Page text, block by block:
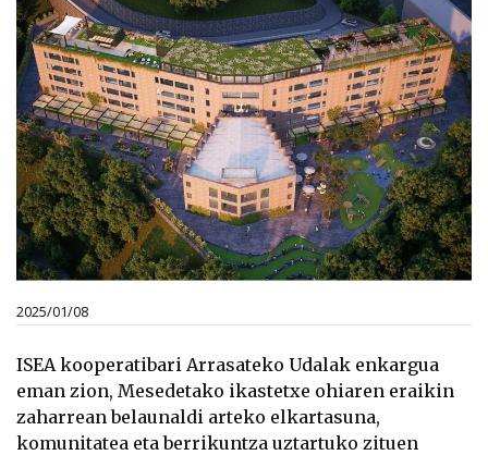
2025/01/08
ISEA kooperatibari Arrasateko Udalak enkargua
eman zion, Mesedetako ikastetxe ohiaren eraikin
zaharrean belaunaldi arteko elkartasuna,
komunitatea eta berrikuntza uztartuko zituen